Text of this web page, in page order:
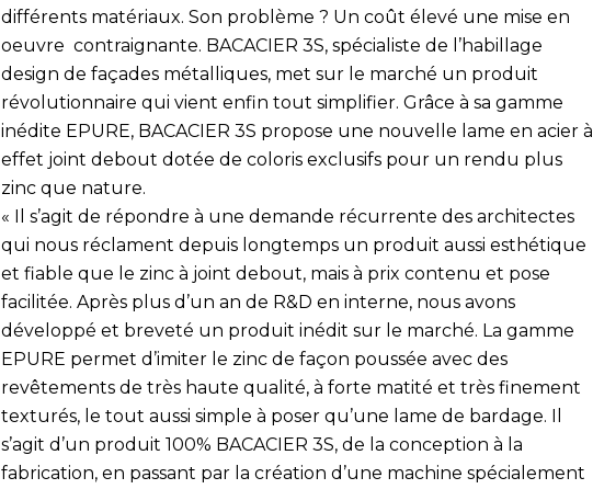
différents matériaux. Son problème ? Un coût élevé une mise en
oeuvre contraignante. BACACIER 3S, spécialiste de l’habillage
design de façades métalliques, met sur le marché un produit
révolutionnaire qui vient enfin tout simplifier. Grâce à sa gamme
inédite EPURE, BACACIER 3S propose une nouvelle lame en acier à
effet joint debout dotée de coloris exclusifs pour un rendu plus
zinc que nature.
« Il s’agit de répondre à une demande récurrente des architectes
qui nous réclament depuis longtemps un produit aussi esthétique
et fiable que le zinc à joint debout, mais à prix contenu et pose
facilitée. Après plus d’un an de R&D en interne, nous avons
développé et breveté un produit inédit sur le marché. La gamme
EPURE permet d’imiter le zinc de façon poussée avec des
revêtements de très haute qualité, à forte matité et très finement
texturés, le tout aussi simple à poser qu’une lame de bardage. Il
s’agit d’un produit 100% BACACIER 3S, de la conception à la
fabrication, en passant par la création d’une machine spécialement